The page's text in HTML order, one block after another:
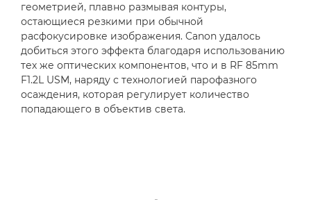
геометрией, плавно размывая контуры,
остающиеся резкими при обычной
расфокусировке изображения. Canon удалось
добиться этого эффекта благодаря использованию
тех же оптических компонентов, что и в RF 85mm
F1.2L USM, наряду с технологией парофазного
осаждения, которая регулирует количество
попадающего в объектив света.